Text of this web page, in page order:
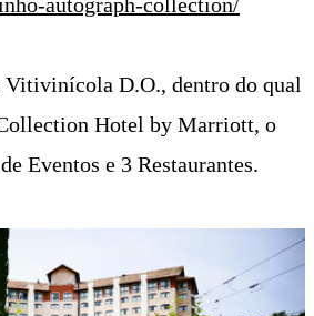
Vitivinícola D.O., dentro do qual
Hotel by Marriott, o
Eventos e 3 Restaurantes.